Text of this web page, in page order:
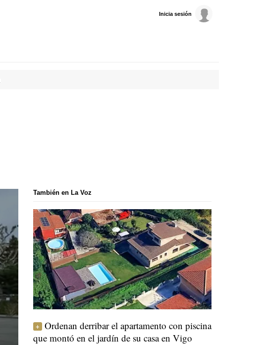
Inicia sesión
También en La Voz
Ordenan derribar el apartamento con piscina
que montó en el jardín de su casa en Vigo